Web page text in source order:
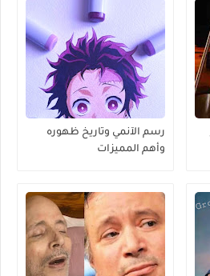
رسم الآنمي وتاريخ ظهوره
وأهم المميزات